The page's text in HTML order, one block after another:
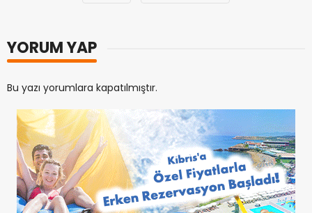
YORUM YAP
Bu yazı yorumlara kapatılmıştır.